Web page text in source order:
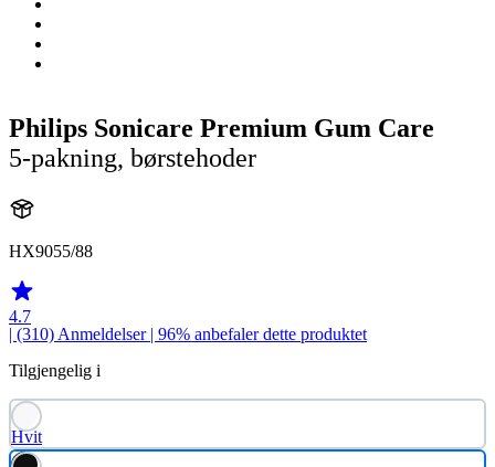
Philips Sonicare Premium Gum Care
5-pakning, børstehoder
HX9055/88
4.7
| (310) Anmeldelser| 96% anbefaler dette produktet
Tilgjengelig i
Hvit